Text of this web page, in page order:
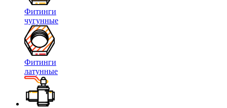
Фитинги
чугунные
Фитинги
латунные